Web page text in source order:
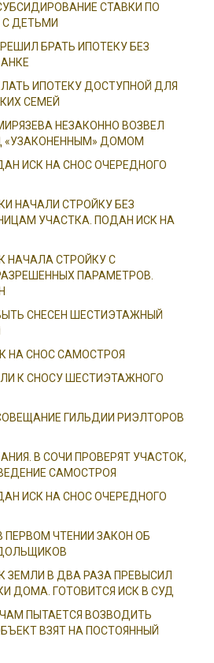
СТАВКИ ПО
С ДЕТЬМИ
БРАТЬ ИПОТЕКУ БЕЗ
ИПОТЕКУ ДОСТУПНОЙ ДЛЯ
СЕМЕЙ
НЕЗАКОННО ВОЗВЕЛ
ДОМОМ
ИСК НА СНОС ОЧЕРЕДНОГО
НАЧАЛИ СТРОЙКУ БЕЗ
УЧАСТКА. ПОДАН ИСК НА
НАЧАЛА СТРОЙКУ С
ПАРАМЕТРОВ.
СНЕСЕН ШЕСТИЭТАЖНЫЙ
НА СНОС САМОСТРОЯ
К СНОСУ ШЕСТИЭТАЖНОГО
ГИЛЬДИИ РИЭЛТОРОВ
В СОЧИ ПРОВЕРЯТ УЧАСТОК,
САМОСТРОЯ
ИСК НА СНОС ОЧЕРЕДНОГО
ПЕРВОМ ЧТЕНИИ ЗАКОН ОБ
ЗЕМЛИ В ДВА РАЗА ПРЕВЫСИЛ
ДОМА. ГОТОВИТСЯ ИСК В СУД
ПЫТАЕТСЯ ВОЗВОДИТЬ
ВЗЯТ НА ПОСТОЯННЫЙ